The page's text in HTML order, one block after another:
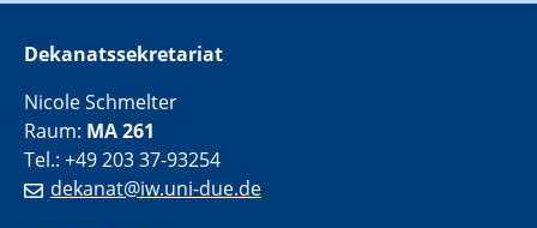
Dekanatssekretariat
Nicole Schmelter
Raum: MA 261
Tel.: +49 203 37-93254
dekanat@iw.uni-due.de